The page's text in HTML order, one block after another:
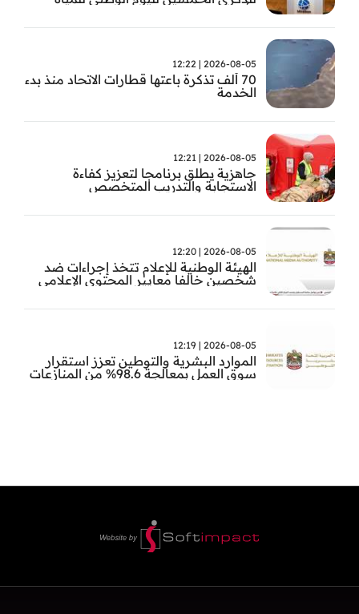
2026-08-05 | 12:22
70 ألف تذكرة باعتها قطارات الاتحاد منذ بدء
الخدمة
2026-08-05 | 12:21
جاهزية يطلق برنامجا لتعزيز كفاءة
الاستجابة والتدريب المتخصص
2026-08-05 | 12:20
الهيئة الوطنية للإعلام تتخذ إجراءات ضد
شخصين خالفا معايير المحتوى الإعلامي
2026-08-05 | 12:19
الموارد البشرية والتوطين تعزز استقرار
سوق العمل بمعالجة 98.6% من المنازعات